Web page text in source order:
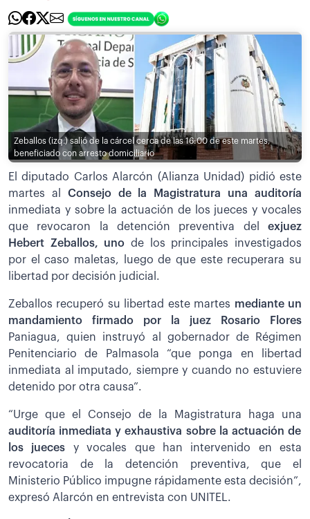
Zeballos (izq.) salió de la cárcel cerca de las 16:00 de este martes,
beneficiado con arresto domiciliario
El diputado Carlos Alarcón (Alianza Unidad) pidió este
martes al Consejo de la Magistratura una auditoría
inmediata y sobre la actuación de los jueces y vocales
que revocaron la detención preventiva del exjuez
Hebert Zeballos, uno de los principales investigados
por el caso maletas, luego de que este recuperara su
libertad por decisión judicial.
Zeballos recuperó su libertad este martes mediante un
mandamiento firmado por la juez Rosario Flores
Paniagua, quien instruyó al gobernador de Régimen
Penitenciario de Palmasola “que ponga en libertad
inmediata al imputado, siempre y cuando no estuviere
detenido por otra causa”.
“Urge que el Consejo de la Magistratura haga una
auditoría inmediata y exhaustiva sobre la actuación de
los jueces y vocales que han intervenido en esta
revocatoria de la detención preventiva, que el
Ministerio Público impugne rápidamente esta decisión”,
expresó Alarcón en entrevista con UNITEL.